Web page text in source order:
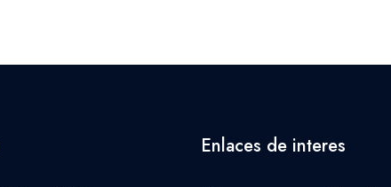
Enlaces de interes